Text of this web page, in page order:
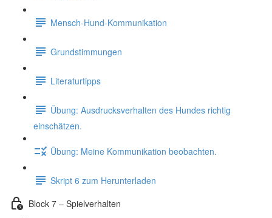
Mensch-Hund-Kommunikation
Grundstimmungen
Literaturtipps
Übung: Ausdrucksverhalten des Hundes richtig
einschätzen.
Übung: Meine Kommunikation beobachten.
Skript 6 zum Herunterladen
Block 7 – Spielverhalten